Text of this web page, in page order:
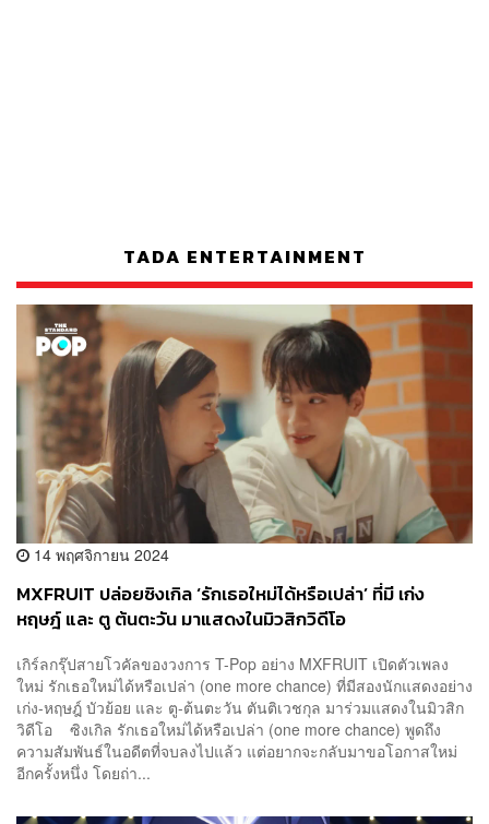
TADA ENTERTAINMENT
14 พฤศจิกายน 2024
MXFRUIT ปล่อยซิงเกิล ‘รักเธอใหม่ได้หรือเปล่า’ ที่มี เก่ง
หฤษฎ์ และ ตู ต้นตะวัน มาแสดงในมิวสิกวิดีโอ
เกิร์ลกรุ๊ปสายโวคัลของวงการ T-Pop อย่าง MXFRUIT เปิดตัวเพลง
ใหม่ รักเธอใหม่ได้หรือเปล่า (one more chance) ที่มีสองนักแสดงอย่าง
เก่ง-หฤษฎ์ บัวย้อย และ ตู-ต้นตะวัน ตันติเวชกุล มาร่วมแสดงในมิวสิก
วิดีโอ ซิงเกิล รักเธอใหม่ได้หรือเปล่า (one more chance) พูดถึง
ความสัมพันธ์ในอดีตที่จบลงไปแล้ว แต่อยากจะกลับมาขอโอกาสใหม่
อีกครั้งหนึ่ง โดยถ่า...